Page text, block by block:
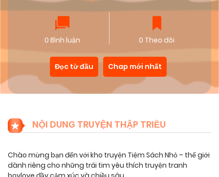
0 Bình luận 0 Theo dõi
Đọc từ đầu Chap mới nhất
NỘI DUNG TRUYỆN THẬP TRIỀU
Chào mừng bạn đến với kho truyện Tiệm Sách Nhỏ – thế giới
dành riêng cho những trái tim yêu thích truyện tranh